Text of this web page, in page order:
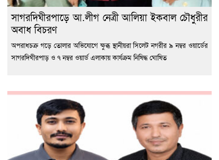
সাগরদিঘীরপাড়ে আ.লীগ নেত্রী আলিয়া ইকবাল চৌধুরীর
অবাধ বিচরণ
অপরাধচক্র গড়ে তোলার অভিযোগে ক্ষুব্ধ স্থানীয়রা সিলেট নগরীর ৯ নম্বর ওয়ার্ডের
সাগরদিঘীরপাড় ও ৭ নম্বর ওয়ার্ড এলাকায় কার্যক্রম নিষিদ্ধ ঘোষিত